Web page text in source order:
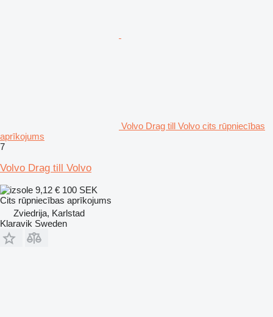
Volvo Drag till Volvo cits rūpniecības
aprīkojums
7
Volvo Drag till Volvo
9,12 € 100 SEK
Cits rūpniecības aprīkojums
Zviedrija, Karlstad
Klaravik Sweden